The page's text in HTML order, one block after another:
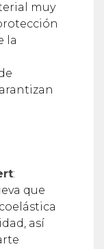
muy
la
:
que
así